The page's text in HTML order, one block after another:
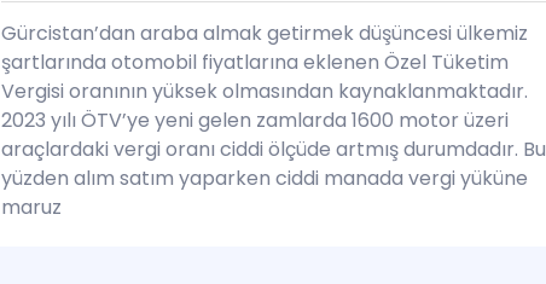
Gürcistan’dan araba almak getirmek düşüncesi ülkemiz
şartlarında otomobil fiyatlarına eklenen Özel Tüketim
Vergisi oranının yüksek olmasından kaynaklanmaktadır.
2023 yılı ÖTV’ye yeni gelen zamlarda 1600 motor üzeri
araçlardaki vergi oranı ciddi ölçüde artmış durumdadır. Bu
yüzden alım satım yaparken ciddi manada vergi yüküne
maruz